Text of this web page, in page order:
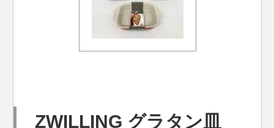
ZWILLING グラタン皿